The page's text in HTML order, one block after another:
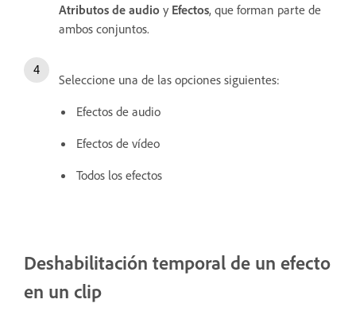
Atributos de audio y Efectos, que forman parte de
ambos conjuntos.
Seleccione una de las opciones siguientes:
Efectos de audio
Efectos de vídeo
Todos los efectos
Deshabilitación temporal de un efecto
en un clip